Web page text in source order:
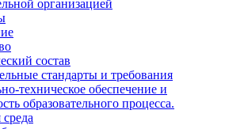
организацией
состав
стандарты и требования
техническое обеспечение и
образовательного процесса.